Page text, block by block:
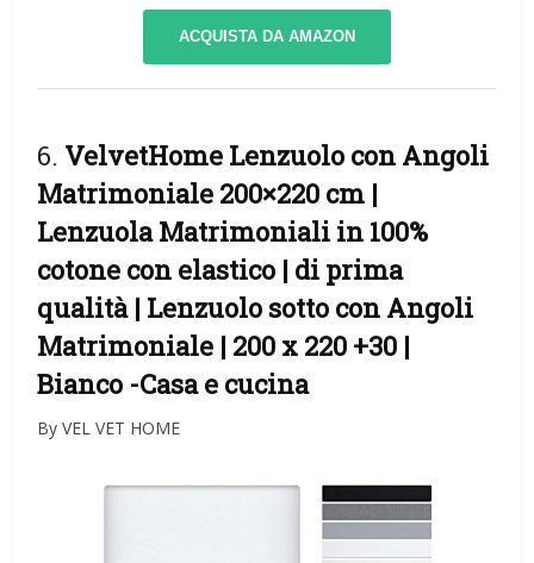
ACQUISTA DA AMAZON
6. VelvetHome Lenzuolo con Angoli
Matrimoniale 200×220 cm |
Lenzuola Matrimoniali in 100%
cotone con elastico | di prima
qualità | Lenzuolo sotto con Angoli
Matrimoniale | 200 x 220 +30 |
Bianco -Casa e cucina
By VEL VET HOME